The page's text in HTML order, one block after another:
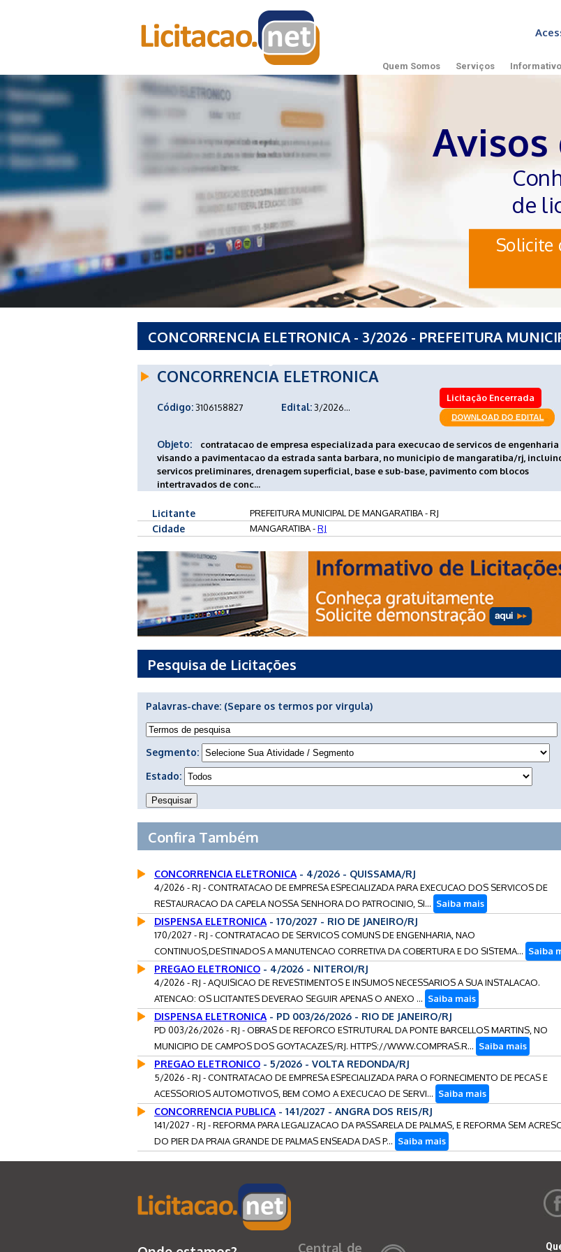
Quem Somos Serviços
Avisos
de
Solicite
CONCORRENCIA ELETRONICA - 3/2026 - PREFEITURA
CONCORRENCIA ELETRONICA
Código:3106158827 Edital:3/2026...
Licitação Encerrada
Objeto:
contratacao de empresa especializada para execucao de servicos de engenharia
visando a pavimentacao da estrada santa barbara, no municipio de mangaratiba/rj,
servicos preliminares, drenagem superficial, base e sub-base, pavimento com blocos
intertravados de conc...
Licitante PREFEITURA MUNICIPAL DE MANGARATIBA - RJ
Cidade MANGARATIBA -RJ
Pesquisa de Licitações
Palavras-chave: (Separe os termos por virgula)
Segmento:
Estado:
Confira Também
CONCORRENCIA ELETRONICA - 4/2026 - QUISSAMA/RJ
4/2026 - RJ - CONTRATACAO DE EMPRESA ESPECIALIZADA PARA EXECUCAO DOS SERVICOS DE
RESTAURACAO DA CAPELA NOSSA SENHORA DO PATROCINIO, SI... Saiba mais
DISPENSA ELETRONICA - 170/2027 - RIO DE JANEIRO/RJ
170/2027 - RJ - CONTRATACAO DE SERVICOS COMUNS DE ENGENHARIA, NAO
CONTINUOS,DESTINADOS A MANUTENCAO CORRETIVA DA COBERTURA E DO SISTEMA... Saiba
PREGAO ELETRONICO - 4/2026 - NITEROI/RJ
4/2026 - RJ - AQUISICAO DE REVESTIMENTOS E INSUMOS NECESSARIOS A SUA INSTALACAO.
ATENCAO: OS LICITANTES DEVERAO SEGUIR APENAS O ANEXO ... Saiba mais
DISPENSA ELETRONICA - PD 003/26/2026 - RIO DE JANEIRO/RJ
PD 003/26/2026 - RJ - OBRAS DE REFORCO ESTRUTURAL DA PONTE BARCELLOS MARTINS, NO
MUNICIPIO DE CAMPOS DOS GOYTACAZES/RJ. HTTPS://WWW.COMPRAS.R... Saiba mais
PREGAO ELETRONICO - 5/2026 - VOLTA REDONDA/RJ
5/2026 - RJ - CONTRATACAO DE EMPRESA ESPECIALIZADA PARA O FORNECIMENTO DE PECAS E
ACESSORIOS AUTOMOTIVOS, BEM COMO A EXECUCAO DE SERVI... Saiba mais
CONCORRENCIA PUBLICA - 141/2027 - ANGRA DOS REIS/RJ
141/2027 - RJ - REFORMA PARA LEGALIZACAO DA PASSARELA DE PALMAS, E REFORMA SEM
DO PIER DA PRAIA GRANDE DE PALMAS ENSEADA DAS P... Saiba mais
Central de